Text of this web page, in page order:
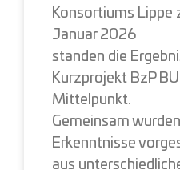
Konsortiums Lippe
Januar 2026
standen die
Kurzprojekt BzP
Mittelpunkt.
Gemeinsam
Erkenntnisse
aus